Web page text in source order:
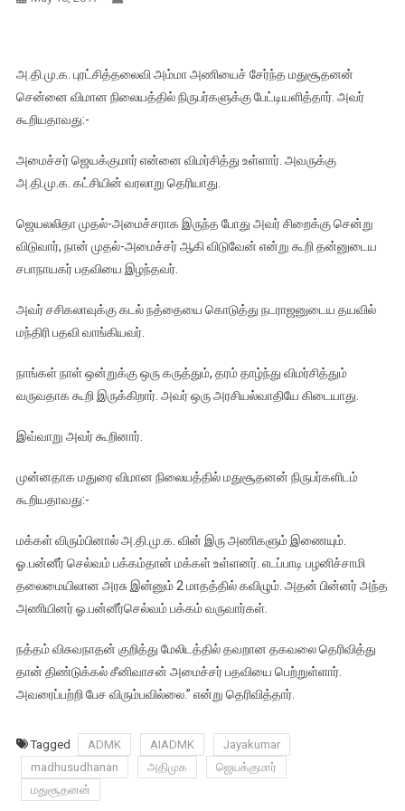
அ.தி.மு.க. புரட்சித்தலைவி அம்மா அணியைச் சேர்ந்த மதுசூதனன்
சென்னை விமான நிலையத்தில் நிருபர்களுக்கு பேட்டியளித்தார். அவர்
கூறியதாவது:-
அமைச்சர் ஜெயக்குமார் என்னை விமர்சித்து உள்ளார். அவருக்கு
அ.தி.மு.க. கட்சியின் வரலாறு தெரியாது.
ஜெயலலிதா முதல்-அமைச்சராக இருந்த போது அவர் சிறைக்கு சென்று
விடுவார், நான் முதல்-அமைச்சர் ஆகி விடுவேன் என்று கூறி தன்னுடைய
சபாநாயகர் பதவியை இழந்தவர்.
அவர் சசிகலாவுக்கு கடல் நத்தையை கொடுத்து நடராஜனுடைய தயவில்
மந்திரி பதவி வாங்கியவர்.
நாங்கள் நாள் ஒன்றுக்கு ஒரு கருத்தும், தரம் தாழ்ந்து விமர்சித்தும்
வருவதாக கூறி இருக்கிறார். அவர் ஒரு அரசியல்வாதியே கிடையாது.
இவ்வாறு அவர் கூறினார்.
முன்னதாக மதுரை விமான நிலையத்தில் மதுசூதனன் நிருபர்களிடம்
கூறியதாவது:-
மக்கள் விரும்பினால் அ.தி.மு.க. வின் இரு அணிகளும் இணையும்.
ஓ.பன்னீர் செல்வம் பக்கம்தான் மக்கள் உள்ளனர். எடப்பாடி பழனிச்சாமி
தலைமையிலான அரசு இன்னும் 2 மாதத்தில் கவிழும். அதன் பின்னர் அந்த
அணியினர் ஓ.பன்னீர்செல்வம் பக்கம் வருவார்கள்.
நத்தம் விசுவநாதன் குறித்து மேலிடத்தில் தவறான தகவலை தெரிவித்து
தான் திண்டுக்கல் சீனிவாசன் அமைச்சர் பதவியை பெற்றுள்ளார்.
அவரைப்பற்றி பேச விரும்பவில்லை.” என்று தெரிவித்தார்.
Tagged ADMK AIADMK
Jayakumar
madhusudhanan
அதிமுக
ஜெயக்குமார்
மதுசூதனன்